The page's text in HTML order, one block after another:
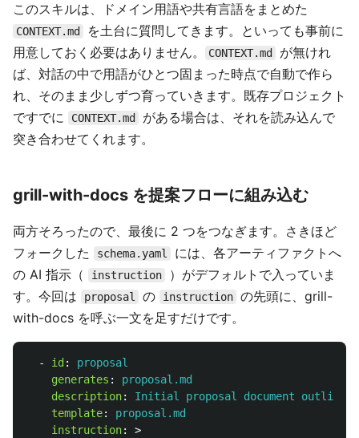
このスキルは、ドメイン用語や共有言語をまとめた
CONTEXT.md
を土台に質問してきます。といっても事前に
用意しておく必要はありません。
CONTEXT.md
が無けれ
ば、対話の中で用語がひとつ固まった時点で自動で作ら
れ、そのまま少しずつ育っていきます。既存プロジェクト
ですでに
CONTEXT.md
がある場合は、それを読み込んで
突き合わせてくれます。
grill-with-docs を提案フローに組み込む
両方そろったので、最後に 2 つをつなぎます。さきほど
フォークした
schema.yaml
には、各アーティファクトへ
の AI 指示（
instruction
）がデフォルトで入っていま
す。今回は
proposal の instruction の先頭に、grill-
with-docs を呼ぶ一文を足すだけです。
- id :
proposal
generates :
proposal.md
description:
Initial proposal document outlining
template:
proposal.md
instruction:
>